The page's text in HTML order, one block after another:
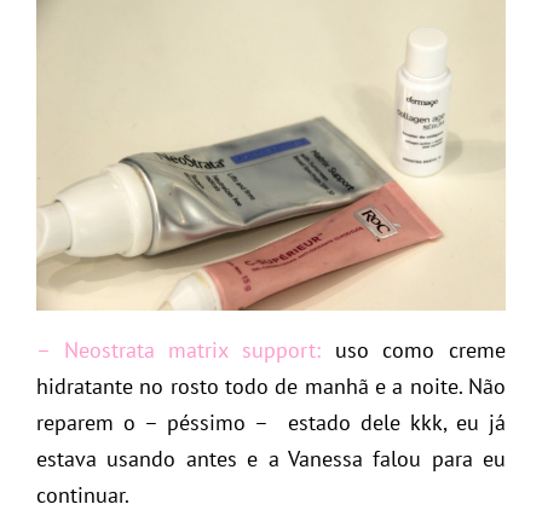
– Neostrata matrix support: uso como creme
hidratante no rosto todo de manhã e a noite. Não
reparem o – péssimo – estado dele kkk, eu já
estava usando antes e a Vanessa falou para eu
continuar.